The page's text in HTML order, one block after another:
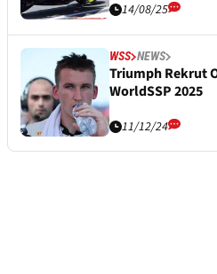
14/08/25
WSS NEWS
Triumph Rekrut
WorldSSP 2025
11/12/24